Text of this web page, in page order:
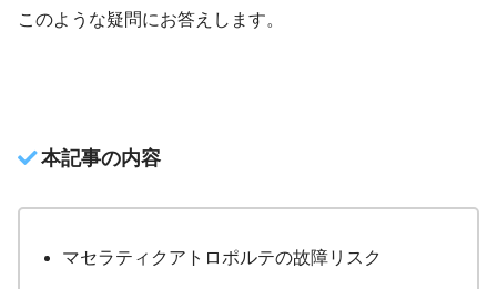
このような疑問にお答えします。
本記事の内容
マセラティクアトロポルテの故障リスク